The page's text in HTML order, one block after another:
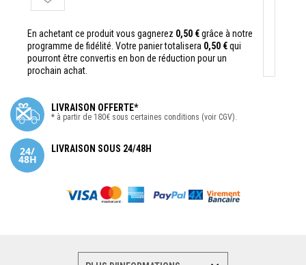
En achetant ce produit vous gagnerez 0,50 €grâce à notre
programme de fidélité. Votre panier totalisera 0,50 €qui
pourront être convertis en bon de réduction pour un
prochain achat.
LIVRAISON OFFERTE*
* à partir de 180€ sous certaines conditions (voir CGV).
LIVRAISON SOUS 24/48H